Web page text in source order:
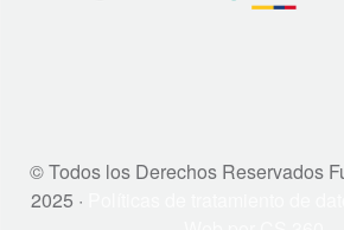
© Todos los Derechos Reservados
2025 ·